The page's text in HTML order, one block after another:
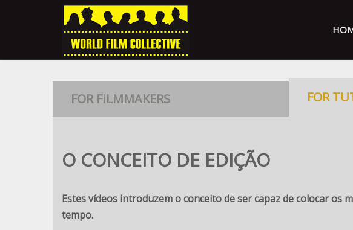
FOR FILMMAKERS FOR
O CONCEITO DE EDIÇÃO
Estes vídeos introduzem o conceito de ser capaz de colocar
tempo.